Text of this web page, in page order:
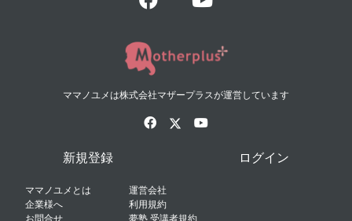
ママノユメは株式会社マザープラスが運営しています
新規登録 ログイン
ママノユメとは
企業様へ
お問合せ
運営会社
利用規約
夢塾 受講者規約